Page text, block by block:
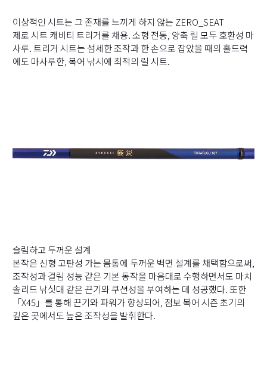
이상적인 시트는 그 존재를 느끼게 하지 않는 ZERO_SEAT
제로 시트 캐비티 트리거를 채용. 소형 전동, 양축 릴 모두 호환성 마
사루. 트리거 시트는 섬세한 조작과 한 손으로 잡았을 때의 홀드력
에도 마사루한, 복어 낚시에 최적의 릴 시트.
슬림하고 두꺼운 설계
본작은 신형 고탄성 가는 몸통에 두꺼운 벽면 설계를 채택함으로써,
조작성과 걸림 성능 같은 기본 동작을 마음대로 수행하면서도 마치
솔리드 낚싯대 같은 끈기와 쿠션성을 부여하는 데 성공했다. 또한
「X45」를 통해 끈기와 파워가 향상되어, 점보 복어 시즌 초기의
깊은 곳에서도 높은 조작성을 발휘한다.